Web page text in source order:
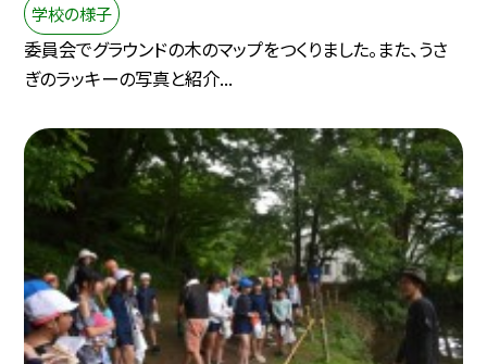
学校の様子
委員会でグラウンドの木のマップをつくりました。また、うさ
ぎのラッキーの写真と紹介...